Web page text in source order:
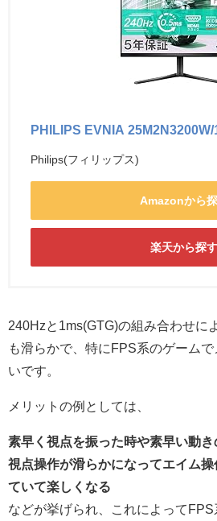
PHILIPS EVNIA 25M2N3200W/
Philips(フィリップス)
Amazonから
楽天から探す
240Hzと1ms(GTG)の組み合わせに
も滑らかで、特にFPS系のゲーム
いです。
メリットの例としては、
素早く視点を振った時や素早い動
視点操作が滑らかになってエイム
ていて楽しくなる
などが挙げられ、これによって